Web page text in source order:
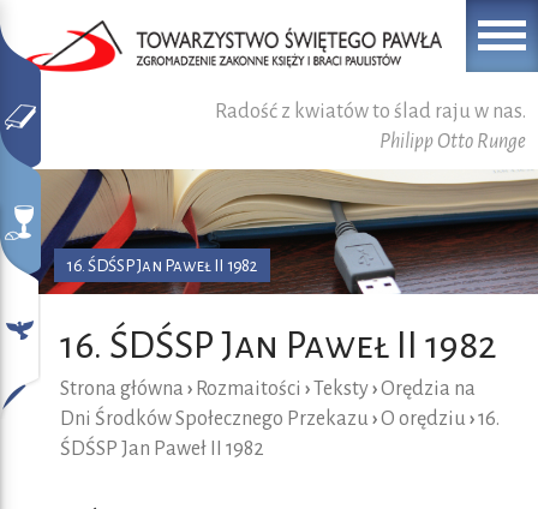
Radość z kwiatów to ślad raju w nas.
Philipp Otto Runge
16. ŚDŚSP Jan Paweł II 1982
16. ŚDŚSP Jan Paweł II 1982
Strona główna › Rozmaitości ›Teksty›Orędzia na
Dni Środków Społecznego Przekazu ›O orędziu ›16.
ŚDŚSP Jan Paweł II 1982